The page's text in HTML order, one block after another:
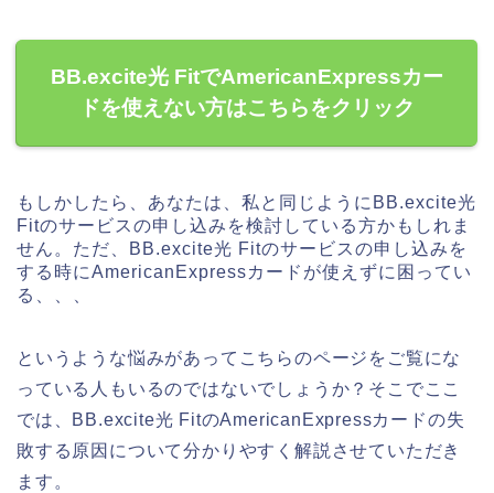
BB.excite光 FitでAmericanExpressカー
ドを使えない方はこちらをクリック
もしかしたら、あなたは、私と同じようにBB.excite光
Fitのサービスの申し込みを検討している方かもしれま
せん。ただ、BB.excite光 Fitのサービスの申し込みを
する時にAmericanExpressカードが使えずに困ってい
る、、、
というような悩みがあってこちらのページをご覧にな
っている人もいるのではないでしょうか？そこでここ
では、BB.excite光 FitのAmericanExpressカードの失
敗する原因について分かりやすく解説させていただき
ます。